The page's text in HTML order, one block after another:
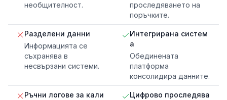
необщителност.
проследяването на
поръчките.
Разделени данни
Информацията се
съхранява в
несвързани системи.
Интегрирана систем
а
Обединената
платформа
консолидира данните.
Ръчни логове за кали
Цифрово проследява